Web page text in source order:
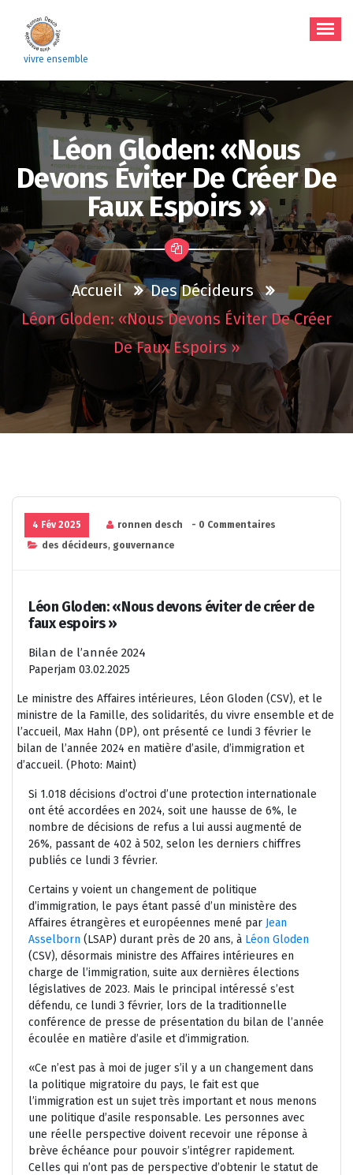
contenu
vivre ensemble
Léon Gloden: «Nous
Devons Éviter De Créer De
Faux Espoirs »
Accueil
Des Décideurs
Léon Gloden: «Nous Devons Éviter De Créer
De Faux Espoirs »
4 Fév 2025 ronnen desch
- 0 Commentaires
des décideurs, gouvernance
Léon Gloden: «Nous devons éviter de créer de
faux espoirs »
Bilan de l’année 2024
Paperjam 03.02.2025
Le ministre des Affaires intérieures, Léon Gloden (CSV), et le
ministre de la Famille, des solidarités, du vivre ensemble et de
l’accueil, Max Hahn (DP), ont présenté ce lundi 3 février le
bilan de l’année 2024 en matière d’asile, d’immigration et
d’accueil. (Photo: Maint)
Si 1.018 décisions d’octroi d’une protection internationale
ont été accordées en 2024, soit une hausse de 6%, le
nombre de décisions de refus a lui aussi augmenté de
26%, passant de 402 à 502, selon les derniers chiffres
publiés ce lundi 3 février.
Certains y voient un changement de politique
d’immigration, le pays étant passé d’un ministère des
Affaires étrangères et européennes mené par Jean
Asselborn (LSAP) durant près de 20 ans, à Léon Gloden
(CSV), désormais ministre des Affaires intérieures en
charge de l’immigration, suite aux dernières élections
législatives de 2023. Mais le principal intéressé s’est
défendu, ce lundi 3 février, lors de la traditionnelle
conférence de presse de présentation du bilan de l’année
écoulée en matière d’asile et d’immigration.
«Ce n’est pas à moi de juger s’il y a un changement dans
la politique migratoire du pays, le fait est que
l’immigration est un sujet très important et nous menons
une politique d’asile responsable. Les personnes avec
une réelle perspective doivent recevoir une réponse à
brève échéance pour pouvoir s’intégrer rapidement.
Celles qui n’ont pas de perspective d’obtenir le statut de